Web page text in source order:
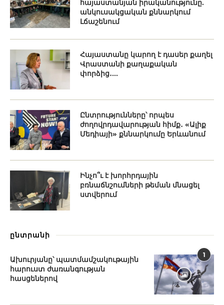
հայաստանյան իրականությունը.
անկուսակցական քննարկում
Լճաշենում
Հայաստանը կարող է դասեր քաղել
Վրաստանի քաղաքական
փորձից․...
Ընտրությունները՝ որպես
ժողովրդավարության հիմք․ «Ալիք
Մեդիայի» քննարկումը Երևանում
Ինչո՞ւ է խորհրդային
բռնաճնշումների թեման մնացել
ստվերում
ընտրանի
1
Ախուրյանը՝ պատմամշակութային
հարուստ ժառանգության
հասցեներով